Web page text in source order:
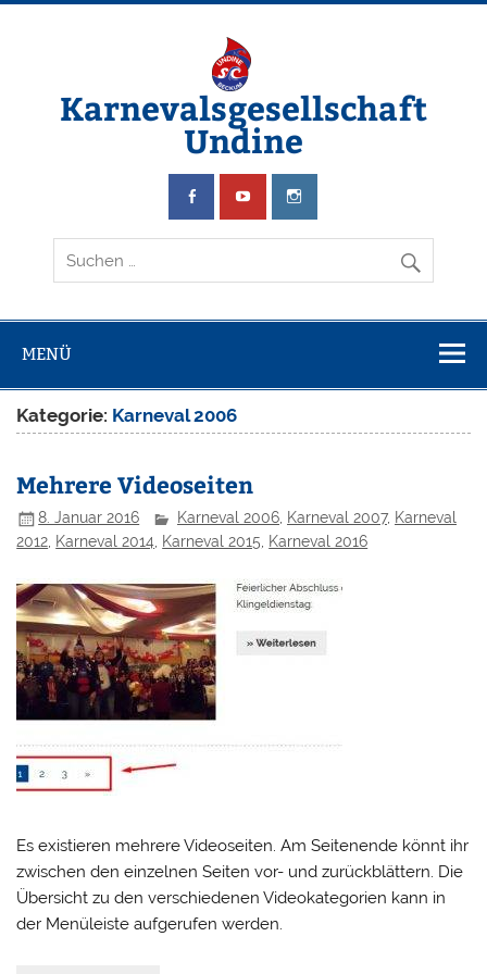
Zum
Karnevalsgesellschaft
Undine
Wir schwimmen & feiern Karneval
MENÜ
Kategorie: Karneval 2006
Mehrere Videoseiten
8. Januar 2016 Karneval 2006, Karneval 2007, Karneval
2012 Karneval 2014 Karneval 2015 Karneval 2016
Es existieren mehrere Videoseiten. Am Seitenende könnt ihr
zwischen den einzelnen Seiten vor- und zurückblättern. Die
Übersicht zu den verschiedenen Videokategorien kann in
der Menüleiste aufgerufen werden.